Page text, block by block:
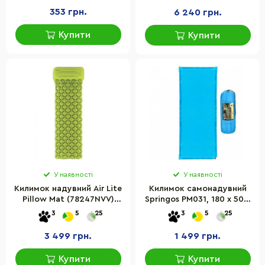
353 грн.
Купити
183 см
6 240 грн.
Купити
У наявності
Килимок надувний Air Lite
Pillow Mat (78247NVV)
Ferrino 929809 Green
3 5 25
3 499 грн.
Купити
У наявності
Килимок самонадувний
Springos PM031, 180 x 50 x
5 см
3 5 25
1 499 грн.
Купити